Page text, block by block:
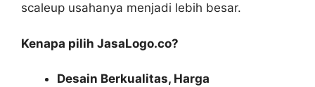
scaleup usahanya menjadi lebih besar.
Kenapa pilih JasaLogo.co?
Desain Berkualitas, Harga